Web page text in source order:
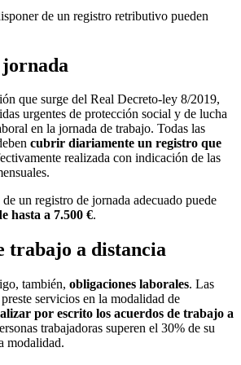
de un registro retributivo pueden
jornada
que surge del Real Decreto-ley 8/2019,
urgentes de protección social y de lucha
en la jornada de trabajo. Todas las
cubrir diariamente un registro que
realizada con indicación de las
un registro de jornada adecuado puede
hasta a 7.500 €.
trabajo a distancia
también, obligaciones laborales. Las
servicios en la modalidad de
por escrito los acuerdos de trabajo a
trabajadoras superen el 30% de su
modalidad.